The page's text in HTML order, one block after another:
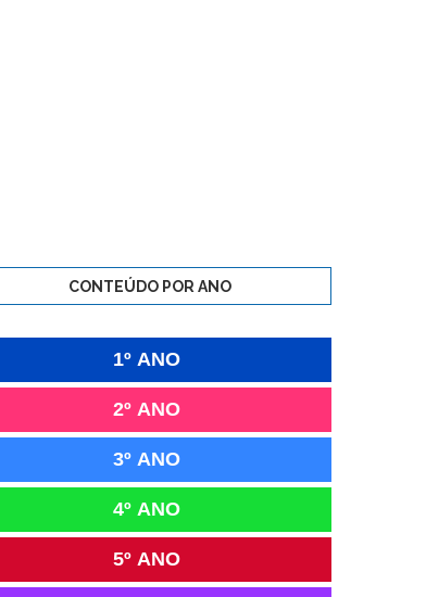
CONTEÚDO POR ANO
1º ANO
2º ANO
3º ANO
4º ANO
5º ANO